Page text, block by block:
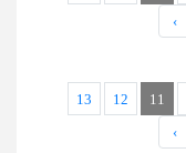
›
11
12
13
›